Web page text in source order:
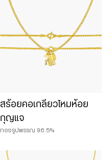
สร้อยคอเกลียวไหมห้อย
กุญแจ
ทองรูปพรรณ 96.5%